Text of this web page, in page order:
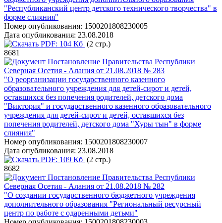
"Республиканский центр детского технического творчества" в
форме слияния"
Номер опубликования: 1500201808230005
Дата опубликования: 23.08.2018
PDF: 104 Кб (2 стр.)
8681
Постановление Правительства Республики
Северная Осетия - Алания от 21.08.2018 № 283
"О реорганизации государственного казенного
образовательного учреждения для детей-сирот и детей,
оставшихся без попечения родителей, детского дома
"Виктория" и государственного казенного образовательного
учреждения для детей-сирот и детей, оставшихся без
попечения родителей, детского дома "Хуры тын" в форме
слияния"
Номер опубликования: 1500201808230007
Дата опубликования: 23.08.2018
PDF: 109 Кб (2 стр.)
8682
Постановление Правительства Республики
Северная Осетия - Алания от 21.08.2018 № 282
"О создании государственного бюджетного учреждения
дополнительного образования "Региональный ресурсный
центр по работе с одаренными детьми"